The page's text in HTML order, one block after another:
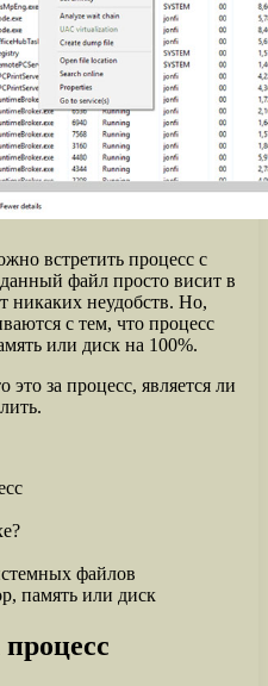
встретить процесс с
файл просто висит в
никаких неудобств. Но,
с тем, что процесс
или диск на 100%.
за процесс, является ли
файлов
память или диск
процесс